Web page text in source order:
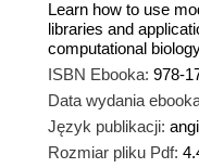
Learn how to use
libraries and
computational
ISBN Ebooka: 978-
Data wydania
Język publikacji:
Rozmiar pliku Pdf: